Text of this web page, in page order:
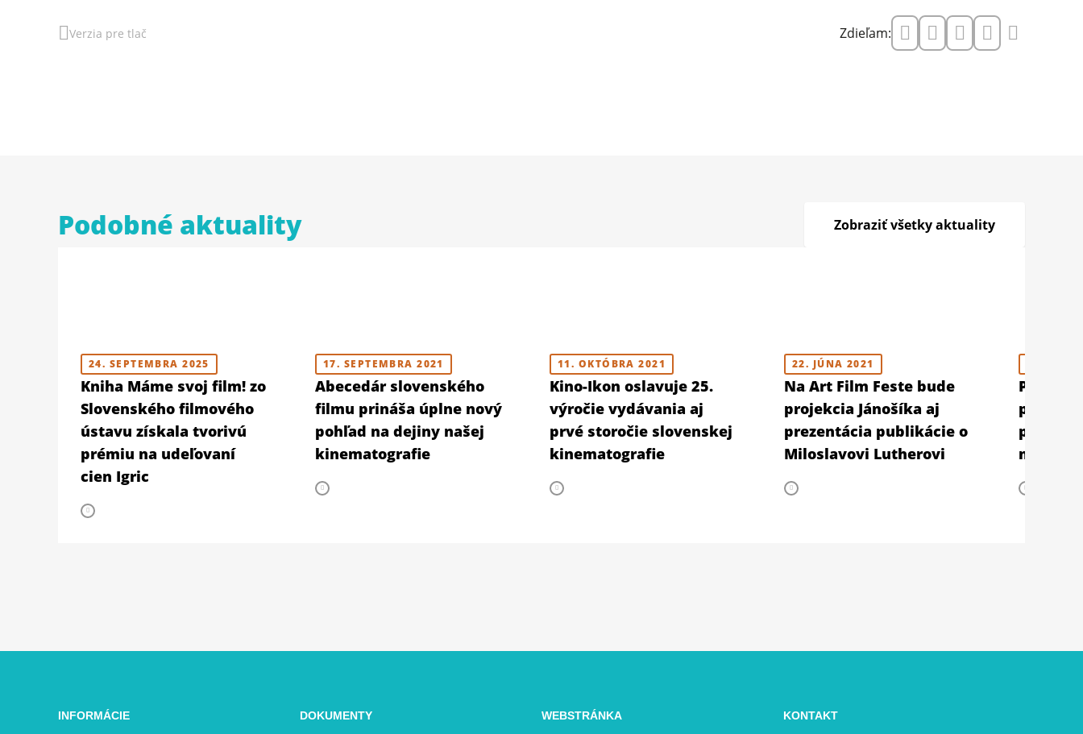
Verzia pre tlač Zdieľam:
Podobné aktuality
24. SEPTEMBRA 2025
Kniha Máme svoj film! zo
Slovenského filmového
ústavu získala tvorivú
prémiu na udeľovaní
cien Igric
17. SEPTEMBRA 2021
Abecedár slovenského
filmu prináša úplne nový
pohľad na dejiny našej
kinematografie
11. OKTÓBRA 2021
Kino-Ikon oslavuje 25.
výročie vydávania aj
prvé storočie slovenskej
kinematografie
22. JÚNA 2021
Na Art Film Feste bude
projekcia Jánošíka aj
prezentácia publikácie o
Miloslavovi Lutherovi
ponúka
prienik
Zobraziť všetky aktuality
INFORMÁCIE DOKUMENTY WEBSTRÁNKA KONTAKT